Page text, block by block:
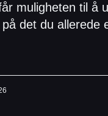
muligheten til å
det du allerede